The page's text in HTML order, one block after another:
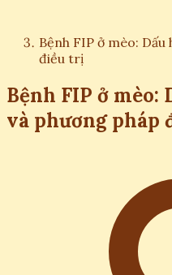
Bệnh FIP ở mèo:
điều trị
Bệnh FIP ở mèo:
và phương pháp